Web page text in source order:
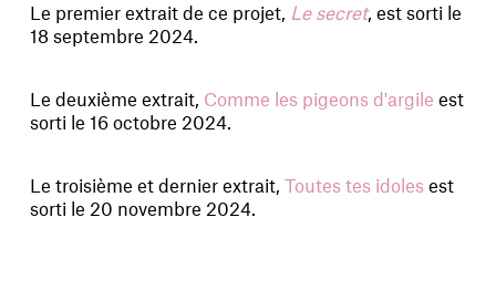
Le premier extrait de ce projet, Le secret, est sorti le
18 septembre 2024.
Le deuxième extrait, Comme les pigeons d'argile est
sorti le 16 octobre 2024.
Le troisième et dernier extrait, Toutes tes idoles est
sorti le 20 novembre 2024.